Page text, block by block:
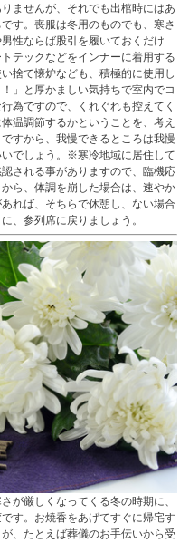
ませんが、それでも出棺時にはあ
す。喪服は冬用のものでも、寒さ
性ならば股引を履いておくだけ
テックなどをインナーに着用する
捨て懐炉なども、積極的に使用し
」と厚かましい気持ちで室内でコ
為ですので、くれぐれも控えてく
温調節するかということを、考え
すから、我慢できるところは我慢
でしょう。※寒冷地域に居住して
される事がありますので、臨機応
ら、体調を崩した場合は、速やか
れば、そちらで休憩し、ない場合
、参列席に戻りましょう。
が厳しくなってくる冬の時期に、
す。お焼香をあげてすぐに帰宅す
、たとえば葬儀のお手伝いから受